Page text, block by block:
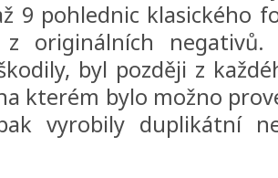
9 pohlednic klasického
z originálních
byl později z
kterém bylo možno
vyrobily duplikátní